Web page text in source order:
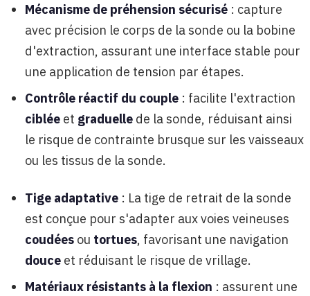
Mécanisme de préhension sécurisé : capture
avec précision le corps de la sonde ou la bobine
d'extraction, assurant une interface stable pour
une application de tension par étapes.
Contrôle réactif du couple : facilite l'extraction
ciblée et graduelle de la sonde, réduisant ainsi
le risque de contrainte brusque sur les vaisseaux
ou les tissus de la sonde.
Tige adaptative : La tige de retrait de la sonde
est conçue pour s'adapter aux voies veineuses
coudées ou tortues, favorisant une navigation
douce et réduisant le risque de vrillage.
Matériaux résistants à la flexion : assurent une